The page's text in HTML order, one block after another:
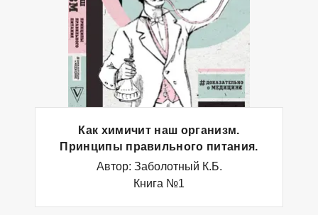
Как химичит наш организм.
Принципы правильного питания.
Автор: Заболотный К.Б.
Книга №1